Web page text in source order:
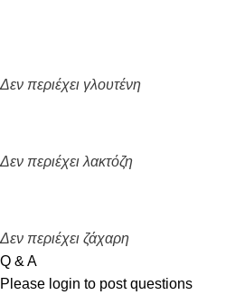
Δεν περιέχει γλουτένη
Δεν περιέχει λακτόζη
Δεν περιέχει ζάχαρη
Q & A
Please login to post questions